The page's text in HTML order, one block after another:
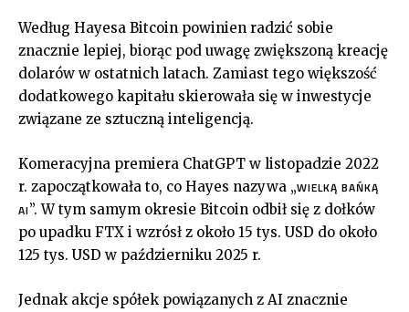
Według Hayesa Bitcoin powinien radzić sobie
znacznie lepiej, biorąc pod uwagę zwiększoną kreację
dolarów w ostatnich latach. Zamiast tego większość
dodatkowego kapitału skierowała się w inwestycje
związane ze sztuczną inteligencją.
Komeracyjna premiera ChatGPT w listopadzie 2022
r. zapoczątkowała to, co Hayes nazywa „WIELKĄ BAŃKĄ
AI”. W tym samym okresie Bitcoin odbił się z dołków
po upadku FTX i wzrósł z około 15 tys. USD do około
125 tys. USD w październiku 2025 r.
Jednak akcje spółek powiązanych z AI znacznie